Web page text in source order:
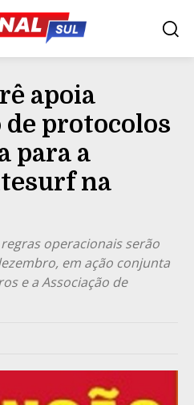
apoia
protocolos
para a
na
operacionais serão
em ação conjunta
e a Associação de